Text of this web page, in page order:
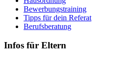
Bewerbungstraining
Tipps für dein Referat
Berufsberatung
Infos für Eltern